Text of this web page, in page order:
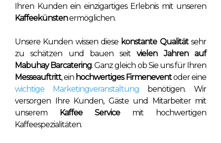
Ihren Kunden ein einzigartiges Erlebnis mit unseren
Kaffeekünstenermöglichen.
Unsere Kunden wissen diese konstante Qualitätsehr
zu schätzen und bauen seitvielen Jahren auf
Mabuhay Barcatering. Ganz gleich ob Sie uns für Ihren
Messeauftritt, ein hochwertiges Firmeneventoder eine
wichtige Marketingveranstaltung benötigen. Wir
versorgen Ihre Kunden, Gäste und Mitarbeiter mit
unserem
Kaffee Servicemit hochwertigen
Kaffeespezialitäten.